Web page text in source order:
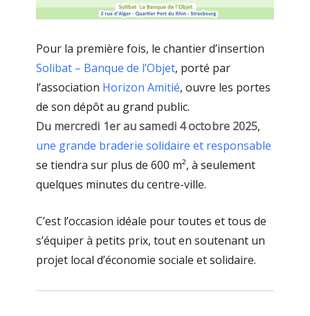
Pour la première fois, le chantier d’insertion
Solibat – Banque de l’Objet, porté par
l’association Horizon Amitié, ouvre les portes
de son dépôt au grand public.
Du mercredi 1er au samedi 4 octobre 2025,
une grande braderie solidaire et responsable
se tiendra sur plus de 600 m², à seulement
quelques minutes du centre-ville.
C’est l’occasion idéale pour toutes et tous de
s’équiper à petits prix, tout en soutenant un
projet local d’économie sociale et solidaire.